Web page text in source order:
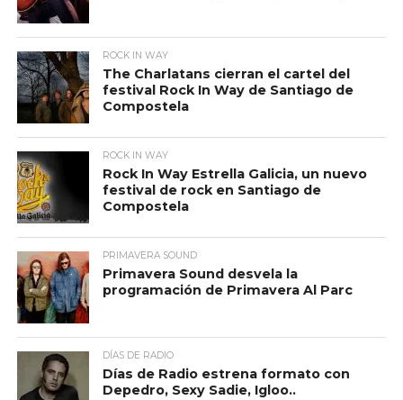
ROCK IN WAY
The Charlatans cierran el cartel del
festival Rock In Way de Santiago de
Compostela
ROCK IN WAY
Rock In Way Estrella Galicia, un nuevo
festival de rock en Santiago de
Compostela
PRIMAVERA SOUND
Primavera Sound desvela la
programación de Primavera Al Parc
DÍAS DE RADIO
Días de Radio estrena formato con
Depedro, Sexy Sadie, Igloo..